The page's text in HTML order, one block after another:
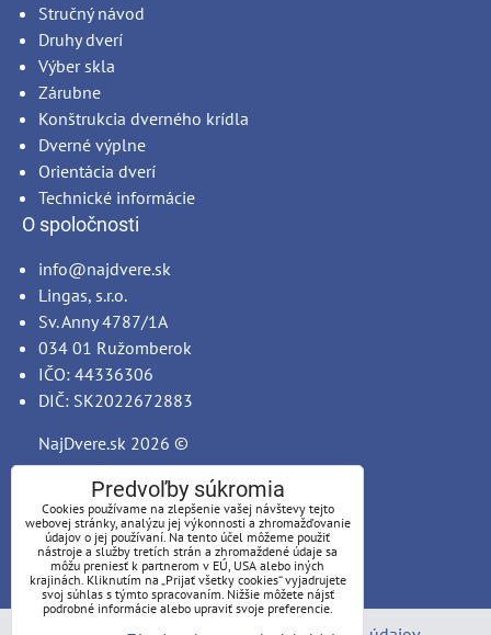
Stručný návod
Druhy dverí
Výber skla
Zárubne
Konštrukcia dverného krídla
Dverné výplne
Orientácia dverí
Technické informácie
O spoločnosti
info@najdvere.sk
Lingas, s.r.o.
Sv. Anny 4787/1A
034 01 Ružomberok
IČO: 44336306
DIČ: SK2022672883
NajDvere.sk 2026 ©
Predvoľby súkromia
Cookies používame na zlepšenie vašej návštevy tejto
webovej stránky, analýzu jej výkonnosti a zhromažďovanie
údajov o jej používaní. Na tento účel môžeme použiť
nástroje a služby tretích strán a zhromaždené údaje sa
môžu preniesť k partnerom v EÚ, USA alebo iných
krajinách. Kliknutím na „Prijať všetky cookies“ vyjadrujete
svoj súhlas s týmto spracovaním. Nižšie môžete nájsť
podrobné informácie alebo upraviť svoje preferencie.